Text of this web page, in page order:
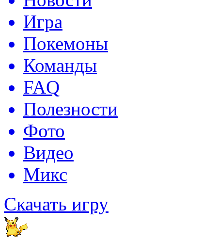
Игра
Покемоны
Команды
FAQ
Полезности
Фото
Видео
Микс
Скачать игру